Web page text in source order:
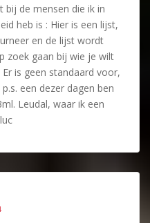
bij de mensen die ik in
heb is : Hier is een lijst,
en de lijst wordt
zoek gaan bij wie je wilt
Er is geen standaard voor,
een dezer dagen ben
Leudal, waar ik een